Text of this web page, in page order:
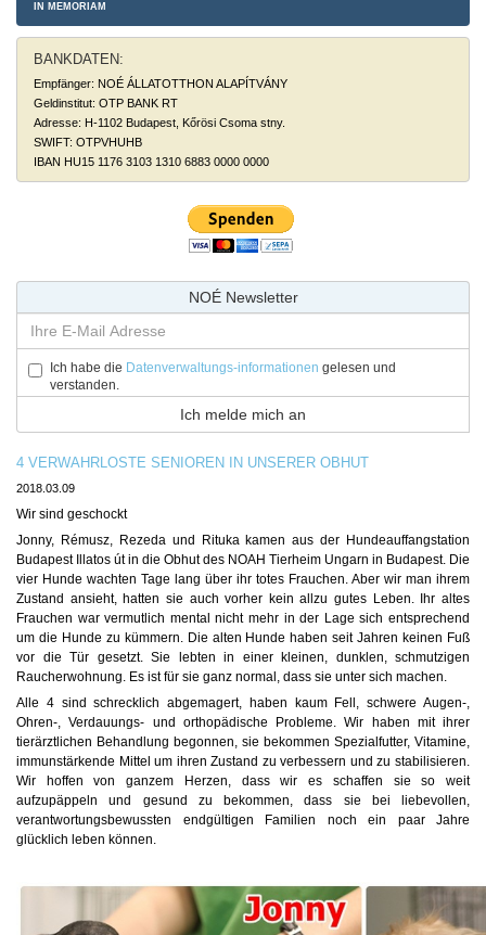
IN MEMORIAM
BANKDATEN:
Empfänger: NOÉ ÁLLATOTTHON ALAPÍTVÁNY
Geldinstitut: OTP BANK RT
Adresse: H-1102 Budapest, Kőrösi Csoma stny.
SWIFT: OTPVHUHB
IBAN HU15 1176 3103 1310 6883 0000 0000
NOÉ Newsletter
Ich habe die Datenverwaltungs-informationen gelesen und
verstanden.
4 VERWAHRLOSTE SENIOREN IN UNSERER OBHUT
2018.03.09
Wir sind geschockt
Jonny, Rémusz, Rezeda und Rituka kamen aus der Hundeauffangstation
Budapest Illatos út in die Obhut des NOAH Tierheim Ungarn in Budapest. Die
vier Hunde wachten Tage lang über ihr totes Frauchen. Aber wir man ihrem
Zustand ansieht, hatten sie auch vorher kein allzu gutes Leben. Ihr altes
Frauchen war vermutlich mental nicht mehr in der Lage sich entsprechend
um die Hunde zu kümmern. Die alten Hunde haben seit Jahren keinen Fuß
vor die Tür gesetzt. Sie
lebten in einer kleinen, dunklen, schmutzigen
Raucherwohnung. Es ist für sie ganz normal, dass sie unter sich machen.
Alle 4 sind schrecklich abgemagert, haben kaum Fell, schwere Augen-,
Ohren-, Verdauungs- und orthopädische Probleme. Wir haben mit ihrer
tierärztlichen Behandlung begonnen, sie bekommen Spezialfutter, Vitamine,
immunstärkende Mittel um ihren Zustand zu verbessern und zu stabilisieren.
Wir hoffen von ganzem Herzen, dass wir es schaffen sie so weit
aufzupäppeln und gesund zu bekommen, dass sie bei liebevollen,
verantwortungsbewussten endgültigen Familien noch ein paar Jahre
glücklich leben können.